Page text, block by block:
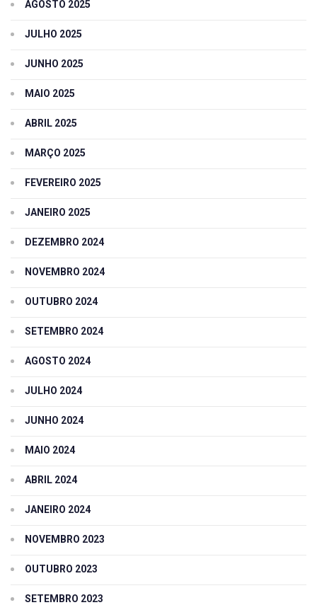
AGOSTO 2025
JULHO 2025
JUNHO 2025
MAIO 2025
ABRIL 2025
MARÇO 2025
FEVEREIRO 2025
JANEIRO 2025
DEZEMBRO 2024
NOVEMBRO 2024
OUTUBRO 2024
SETEMBRO 2024
AGOSTO 2024
JULHO 2024
JUNHO 2024
MAIO 2024
ABRIL 2024
JANEIRO 2024
NOVEMBRO 2023
OUTUBRO 2023
SETEMBRO 2023